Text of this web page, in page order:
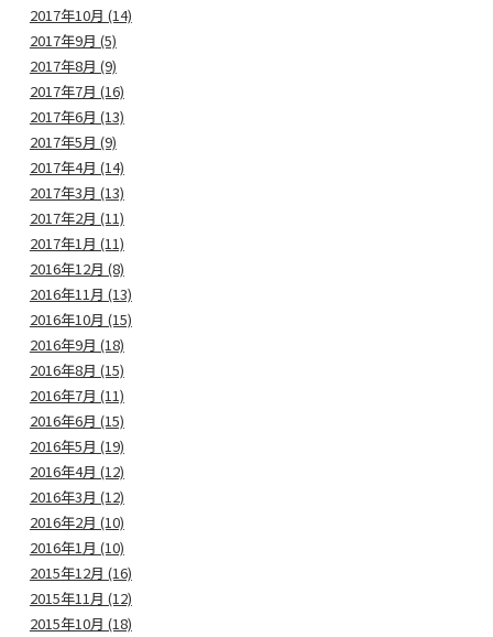
2017年10月 (14)
2017年9月 (5)
2017年8月 (9)
2017年7月 (16)
2017年6月 (13)
2017年5月 (9)
2017年4月 (14)
2017年3月 (13)
2017年2月 (11)
2017年1月 (11)
2016年12月 (8)
2016年11月 (13)
2016年10月 (15)
2016年9月 (18)
2016年8月 (15)
2016年7月 (11)
2016年6月 (15)
2016年5月 (19)
2016年4月 (12)
2016年3月 (12)
2016年2月 (10)
2016年1月 (10)
2015年12月 (16)
2015年11月 (12)
2015年10月 (18)